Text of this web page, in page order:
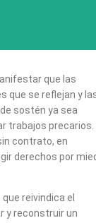
que las
que se reflejan y
sostén ya sea
trabajos precarios.
contrato, en
derechos por
que reivindica el
y reconstruir un